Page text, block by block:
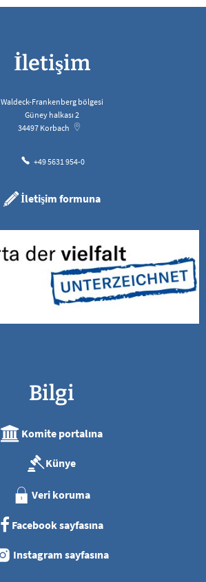
İletişim
Waldeck-Frankenberg bölgesi
Güney halkası 2
34497 Korbach
+49 5631 954-0
İletişim formuna
Bilgi
Komite portalına
Künye
Veri koruma
Facebook sayfasına
Instagram sayfasına